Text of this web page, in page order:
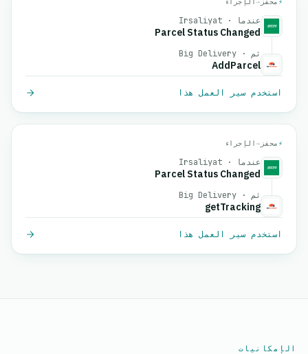
عندما · Irsaliyat
Parcel Status Changed
ثم · Big Delivery
AddParcel
استخدم سير العمل هذا
⚡ محفز →الإجراء
عندما · Irsaliyat
Parcel Status Changed
ثم · Big Delivery
getTracking
استخدم سير العمل هذا
الإمكانيات